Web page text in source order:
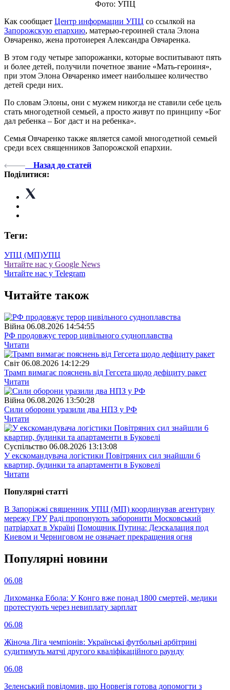
Фото: УПЦ
Как сообщает Центр информации УПЦ со ссылкой на
Запорожскую епархию, матерью-героиней стала Элона
Овчаренко, жена протоиерея Александра Овчаренка.
В этом году четыре запорожанки, которые воспитывают пять
и более детей, получили почетное звание «Мать-героиня»,
при этом Элона Овчаренко имеет наибольшее количество
детей среди них.
По словам Элоны, они с мужем никогда не ставили себе цель
стать многодетной семьей, а просто живут по принципу «Бог
дал ребенка – Бог даст и на ребенка».
Семья Овчаренко также является самой многодетной семьей
среди всех священников Запорожской епархии.
Назад до статей
Поділитися:
Теги:
УПЦ (МП)УПЦ
Читайте нас у Google News
Читайте нас у Telegram
Читайте також
Війна 06.08.2026 14:54:55
РФ продовжує терор цивільного судноплавства
Читати
Свiт 06.08.2026 14:12:29
Трамп вимагає пояснень від Гегсета щодо дефіциту ракет
Читати
Війна 06.08.2026 13:50:28
Сили оборони уразили два НПЗ у РФ
Читати
Суспiльство 06.08.2026 13:13:08
У екскомандувача логістики Повітряних сил знайшли 6
квартир, будинки та апартаменти в Буковелі
Читати
Популярнi статтi
В Запоріжжі священник УПЦ (МП) координував агентурну
мережу ГРУ Раді пропонують заборонити Московський
патріархат в Україні Помощник Путина: Деэскалация под
Киевом и Черниговом не означает прекращения огня
Популярнi новини
06.08
Лихоманка Ебола: У Конго вже понад 1800 смертей, медики
протестують через невиплату зарплат
06.08
Жіноча Ліга чемпіонів: Українські футбольні арбітрині
судитимуть матчі другого кваліфікаційного раунду
06.08
Зеленський повідомив, що Норвегія готова допомогти з